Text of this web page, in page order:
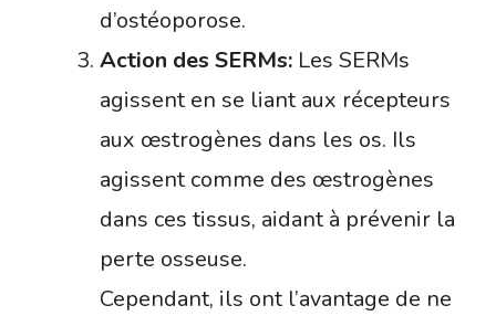
d’ostéoporose.
Action des SERMs: Les SERMs
agissent en se liant aux récepteurs
aux œstrogènes dans les os. Ils
agissent comme des œstrogènes
dans ces tissus, aidant à prévenir la
perte osseuse.
Cependant, ils ont l’avantage de ne